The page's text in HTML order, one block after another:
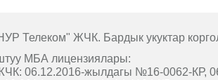
Телеком" ЖЧК. Бардык укуктар
МБА лицензиялары:
06.12.2016-жылдагы №16-0062-КР,